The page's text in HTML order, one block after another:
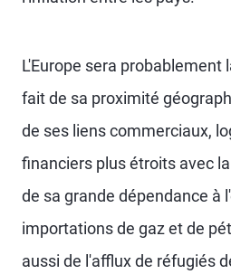
L'Europe sera probablement
fait de sa proximité
de ses liens commerciaux,
financiers plus étroits avec
de sa grande dépendance à
importations de gaz et de
aussi de l'afflux de réfugiés